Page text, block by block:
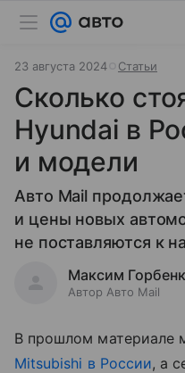
23 августа 2024 Статьи
Сколько
Hyundai в
и модели
Авто Mail
и цены новых
не поставляются к
Максим
Автор Авто Mail
В прошлом материале
Mitsubishi в России, а